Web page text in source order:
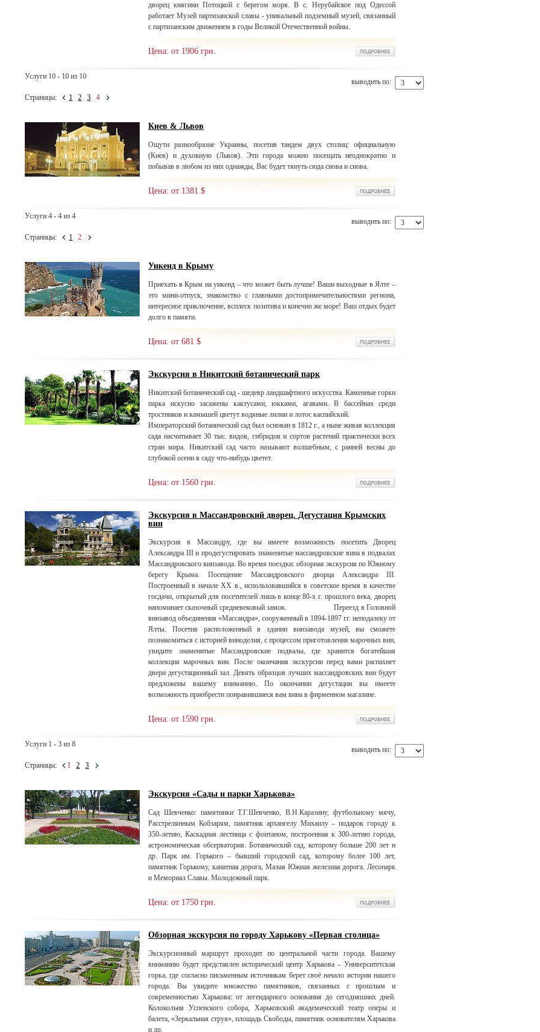
дворец княгини Потоцкой с берегом моря. В с. Нерубайское под Одессой
работает Музей партизанской славы - уникальный подземный музей, связанный
с партизанским движением в годы Великой Отечественной войны.
Цена: от 1906 грн.
Услуги 10 - 10 из 10
Страницы: 1 2 3 4
выводить по:
Киев & Львов
Ощути разнообразие Украины, посетив тандем двух столиц: официальную
(Киев) и духовную (Львов). Эти города можно посещать неоднократно и
побывав в любом из них однажды, Вас будет тянуть сюда снова и снова.
Цена: от 1381 $
Услуги 4 - 4 из 4
Страницы: 1 2
выводить по:
Уикенд в Крыму
Приехать в Крым на уикенд – что может быть лучше! Ваши выходные в Ялте –
это мини-отпуск, знакомство с главными достопримечательностями региона,
интересное приключение, всплеск позитива и конечно же море! Ваш отдых будет
долго в памяти.
Цена: от 681 $
Экскурсия в Никитский ботанический парк
Никитский ботанический сад - шедевр ландшафтного искусства. Каменные горки
парка искусно засажены кактусами, юкками, агавами. В бассейнах среди
тростников и камышей цветут водяные лилии и лотос каспийский.
Императорский ботанический сад был основан в 1812 г., а ныне живая коллекция
сада насчитывает 30 тыс. видов, гибридов и сортов растений практически всех
стран мира. Никитский сад часто называют волшебным, с ранней весны до
глубокой осени в саду что-нибудь цветет.
Цена: от 1560 грн.
Экскурсия в Массандровский дворец. Дегустация Крымских
вин
Экскурсия в Массандру, где вы имеете возможность посетить Дворец
Александра III и продегустировать знаменитые массандровские вина в подвалах
Массандровского винзавода. Во время поездки: обзорная экскурсия по Южному
берегу Крыма. Посещение Массандровского дворца Александра III.
Построенный в начале XX в., использовавшийся в советское время в качестве
госдачи, открытый для посетителей лишь в конце 80-х г. прошлого века, дворец
напоминает сказочный средневековый замок. Переезд в Головной
винзавод объединения «Массандра», сооруженный в 1894-1897 гг. неподалеку от
Ялты. Посетив расположенный в здании винзавода музей, вы сможете
познакомиться с историей виноделия, с процессом приготовления марочных вин,
увидите знаменитые Массандровские подвалы, где хранится богатейшая
коллекция марочных вин. После окончания экскурсии перед вами распахнет
двери дегустационный зал. Девять образцов лучших массандровских вин будут
предложены вашему вниманию. По окончании дегустации вы имеете
возможность приобрести понравившиеся вам вина в фирменном магазине.
Цена: от 1590 грн.
Услуги 1 - 3 из 8
Страницы: 1 2 3
выводить по:
Экскурсия «Сады и парки Харькова»
Сад Шевченко: памятники Т.Г.Шевченко, В.Н.Каразину, футбольному мячу,
Расстрелянным Кобзарям, памятник архангелу Михаилу – подарок городу к
350-летию, Каскадная лестница с фонтаном, построенная к 300-летию города,
астрономическая обсерватория. Ботанический сад, которому больше 200 лет и
др. Парк им. Горького – бывший городской сад, которому более 100 лет,
памятник Горькому, канатная дорога, Малая Южная железная дорога. Лесопарк
и Мемориал Славы. Молодежный парк.
Цена: от 1750 грн.
Обзорная экскурсия по городу Харькову «Первая столица»
Экскурсионный маршрут проходит по центральной части города. Вашему
вниманию будет представлен исторический центр Харькова – Университетская
горка, где согласно письменным источникам берет своё начало история нашего
города. Вы увидите множество памятников, связанных с прошлым и
современностью Харькова: от легендарного основания до сегодняшних дней.
Колокольня Успенского собора, Харьковский академический театр оперы и
балета, «Зеркальная струя», площадь Свободы, памятник основателям Харькова
и др.